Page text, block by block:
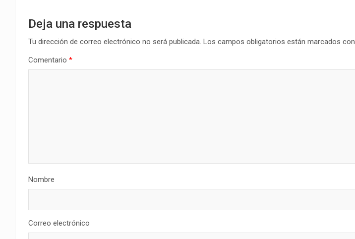
Deja una respuesta
Tu dirección de correo electrónico no será publicada. Los campos obligatorios están marcados con
Comentario *
Nombre
Correo electrónico